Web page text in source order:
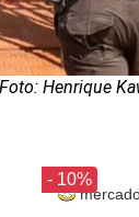
Henrique
- 10%